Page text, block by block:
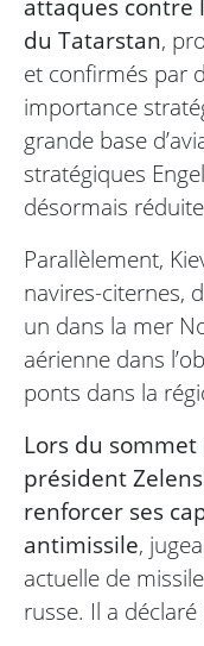
attaques contre
du Tatarstan,
et confirmés par
importance
grande base
stratégiques
désormais
Parallèlement,
navires-citernes,
un dans la mer
aérienne dans
ponts dans la
Lors du sommet
président
renforcer ses
antimissile,
actuelle de
russe. Il a déclaré